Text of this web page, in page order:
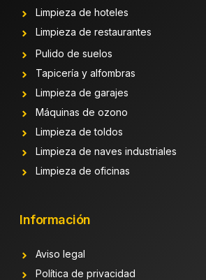
Limpieza de hoteles
Limpieza de restaurantes
Pulido de suelos
Tapicería y alfombras
Limpieza de garajes
Máquinas de ozono
Limpieza de toldos
Limpieza de naves industriales
Limpieza de oficinas
Información
Aviso legal
Política de privacidad